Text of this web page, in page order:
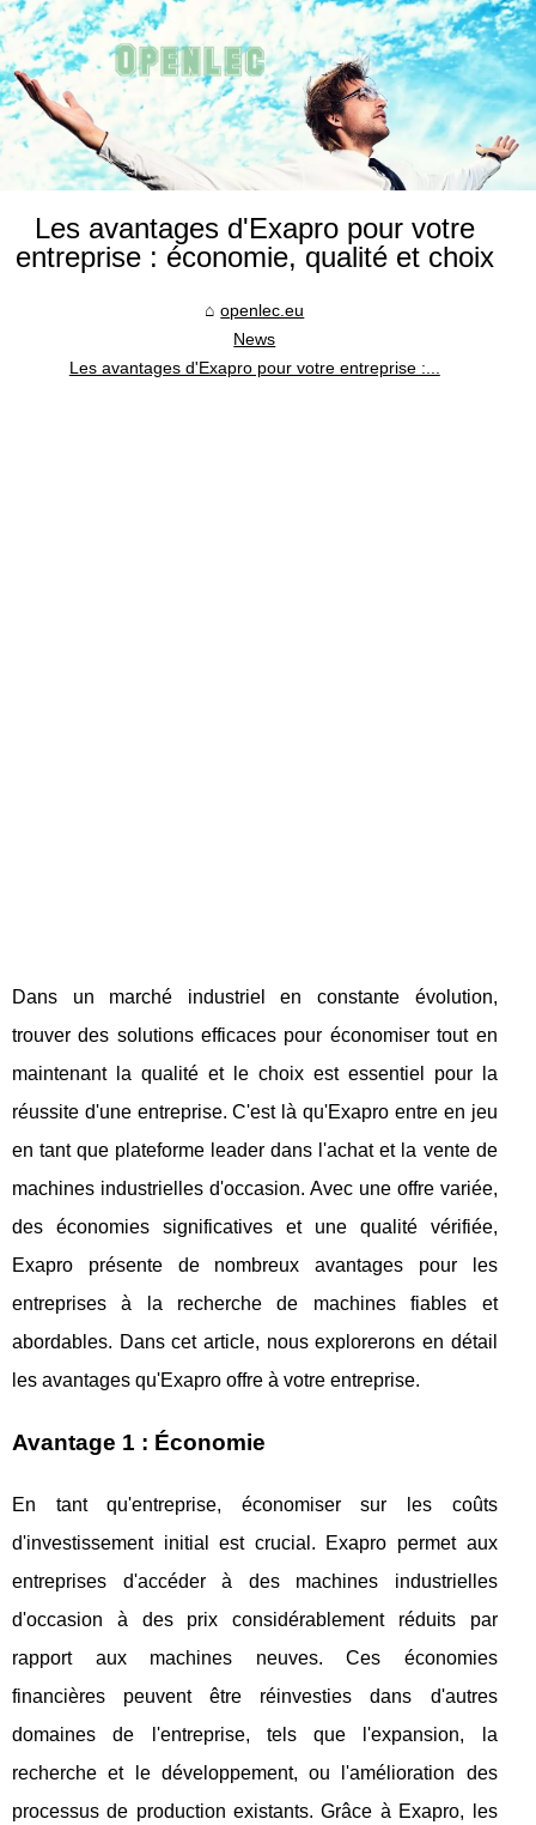
Les avantages d'Exapro pour votre
entreprise : économie, qualité et choix
openlec.eu
News
Les avantages d'Exapro pour votre entreprise :...
Dans un marché industriel en constante évolution,
trouver des solutions efficaces pour économiser tout en
maintenant la qualité et le choix est essentiel pour la
réussite d'une entreprise. C'est là qu'Exapro entre en jeu
en tant que plateforme leader dans l'achat et la vente de
machines industrielles d'occasion. Avec une offre variée,
des économies significatives et une qualité vérifiée,
Exapro présente de nombreux avantages pour les
entreprises à la recherche de machines fiables et
abordables. Dans cet article, nous explorerons en détail
les avantages qu'Exapro offre à votre entreprise.
Avantage 1 : Économie
En tant qu'entreprise, économiser sur les coûts
d'investissement initial est crucial. Exapro permet aux
entreprises d'accéder à des machines industrielles
d'occasion à des prix considérablement réduits par
rapport aux machines neuves. Ces économies
financières peuvent être réinvesties dans d'autres
domaines de l'entreprise, tels que l'expansion, la
recherche et le développement, ou l'amélioration des
processus de production existants. Grâce à Exapro, les